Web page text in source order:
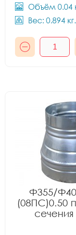
Объём 0.04
Вес: 0.894 кг.
Ф355/
(08ПС)0.50